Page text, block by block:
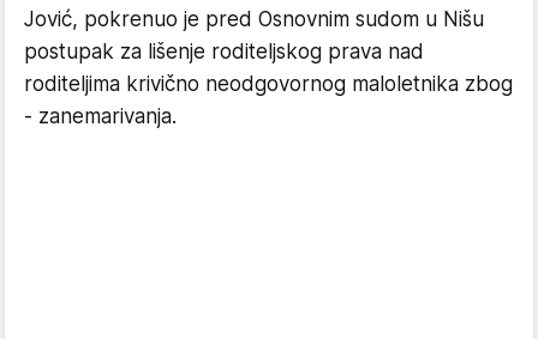
Jović, pokrenuo je pred Osnovnim sudom u Nišu
postupak za lišenje roditeljskog prava nad
roditeljima krivično neodgovornog maloletnika zbog
- zanemarivanja.